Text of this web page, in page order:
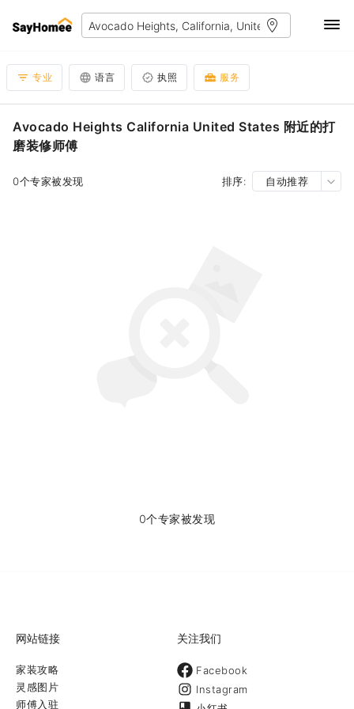
专业 语言 执照 服务
Avocado Heights California United States 附近的打
磨装修师傅
0个专家被发现 排序: 自动推荐
0个专家被发现
网站链接
家装攻略
灵感图片
师傅入驻
关注我们
Facebook
Instagram